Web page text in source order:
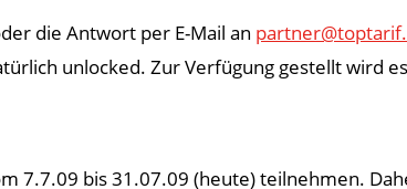
die Antwort per E-Mail an
unlocked. Zur Verfügung gestellt wird
7.7.09 bis 31.07.09 (heute) teilnehmen.